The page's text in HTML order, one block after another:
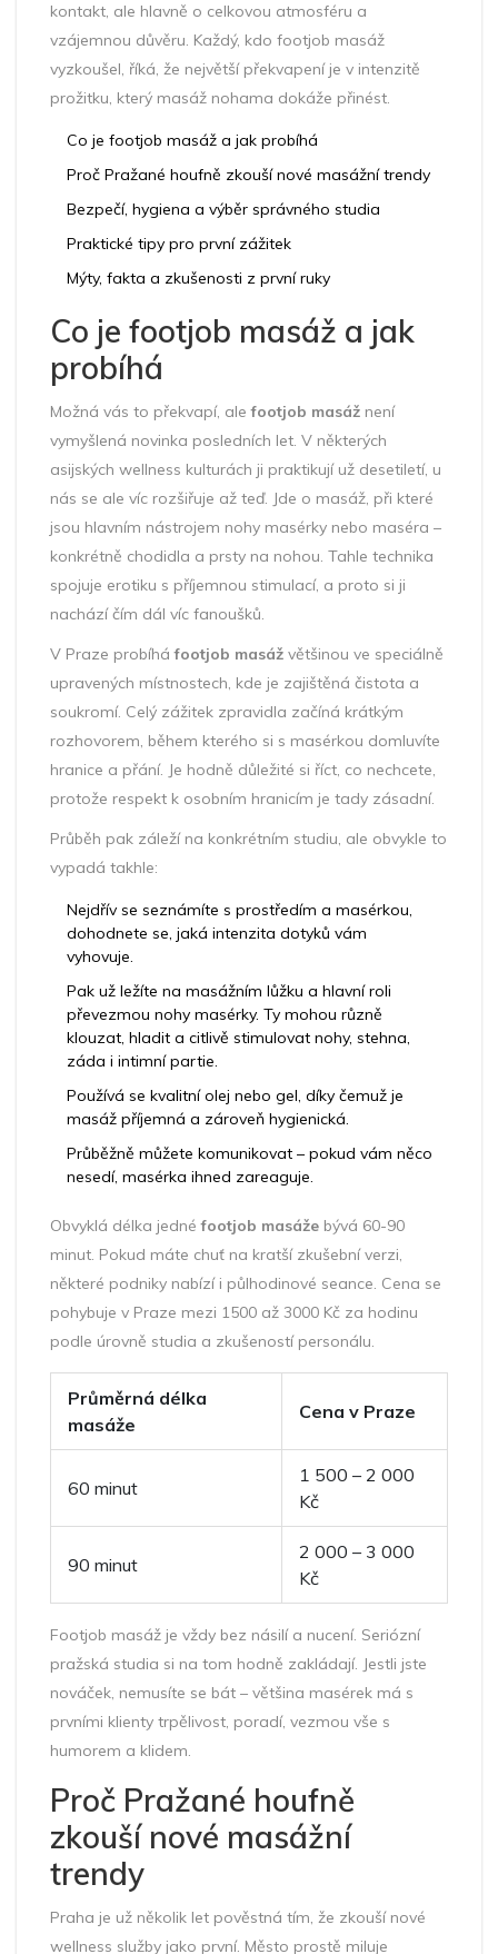
kontakt, ale hlavně o celkovou atmosféru a
vzájemnou důvěru. Každý, kdo footjob masáž
vyzkoušel, říká, že největší překvapení je v intenzitě
prožitku, který masáž nohama dokáže přinést.
Co je footjob masáž a jak probíhá
Proč Pražané houfně zkouší nové masážní trendy
Bezpečí, hygiena a výběr správného studia
Praktické tipy pro první zážitek
Mýty, fakta a zkušenosti z první ruky
Co je footjob masáž a jak
probíhá
Možná vás to překvapí, alefootjob masáž není
vymyšlená novinka posledních let. V některých
asijských wellness kulturách ji praktikují už desetiletí, u
nás se ale víc rozšiřuje až teď. Jde o masáž, při které
jsou hlavním nástrojem nohy masérky nebo maséra –
konkrétně chodidla a prsty na nohou. Tahle technika
spojuje erotiku s příjemnou stimulací, a proto si ji
nachází čím dál víc fanoušků.
V Praze probíháfootjob masáž většinou ve speciálně
upravených místnostech, kde je zajištěná čistota a
soukromí. Celý zážitek zpravidla začíná krátkým
rozhovorem, během kterého si s masérkou domluvíte
hranice a přání. Je hodně důležité si říct, co nechcete,
protože respekt k osobním hranicím je tady zásadní.
Průběh pak záleží na konkrétním studiu, ale obvykle to
vypadá takhle:
Nejdřív se seznámíte s prostředím a masérkou,
dohodnete se, jaká intenzita dotyků vám
vyhovuje.
Pak už ležíte na masážním lůžku a hlavní roli
převezmou nohy masérky. Ty mohou různě
klouzat, hladit a citlivě stimulovat nohy, stehna,
záda i intimní partie.
Používá se kvalitní olej nebo gel, díky čemuž je
masáž příjemná a zároveň hygienická.
Průběžně můžete komunikovat – pokud vám něco
nesedí, masérka ihned zareaguje.
Obvyklá délka jednéfootjob masáže bývá 60-90
minut. Pokud máte chuť na kratší zkušební verzi,
některé podniky nabízí i půlhodinové seance. Cena se
pohybuje v Praze mezi 1500 až 3000 Kč za hodinu
podle úrovně studia a zkušeností personálu.
Průměrná délka
masáže
Cena v Praze
60 minut
1 500 – 2 000
Kč
90 minut
2 000 – 3 000
Kč
Footjob masáž je vždy bez násilí a nucení. Seriózní
pražská studia si na tom hodně zakládají. Jestli jste
nováček, nemusíte se bát – většina masérek má s
prvními klienty trpělivost, poradí, vezmou vše s
humorem a klidem.
Proč Pražané houfně
zkouší nové masážní
trendy
Praha je už několik let pověstná tím, že zkouší nové
wellness služby jako první. Město prostě miluje